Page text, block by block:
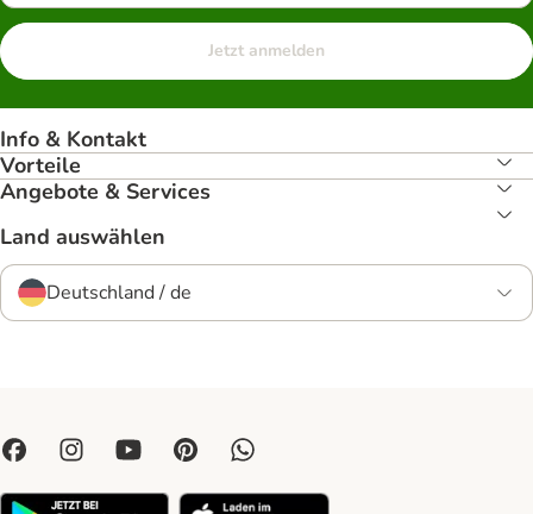
Jetzt anmelden
Info & Kontakt
Vorteile
Angebote & Services
Land auswählen
Deutschland / de